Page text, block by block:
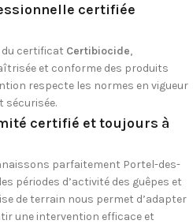
certifiée
certificat Certibiocide,
et conforme des produits
respecte les normes en vigueur
sécurisée.
certifié et toujours à
parfaitement Portel-des-
périodes d’activité des guêpes et
de terrain nous permet d’adapter
une intervention efficace et